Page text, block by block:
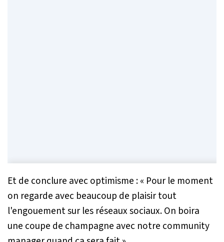
Et de conclure avec optimisme : « Pour le moment
on regarde avec beaucoup de plaisir tout
l'engouement sur les réseaux sociaux. On boira
une coupe de champagne avec notre community